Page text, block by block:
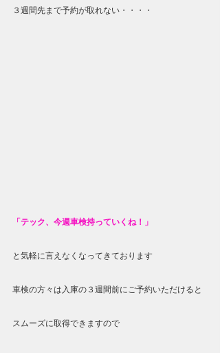
３週間先まで予約が取れない・・・・
「テック、今週車検持っていくね！」
と気軽に言えなくなってきております
車検の方々は入庫の３週間前にご予約いただけると
スムーズに取得できますので